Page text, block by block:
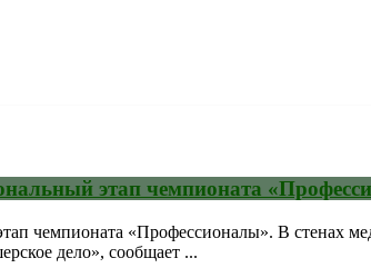
этап чемпионата
чемпионата «Профессионалы». В стенах
дело», сообщает ...